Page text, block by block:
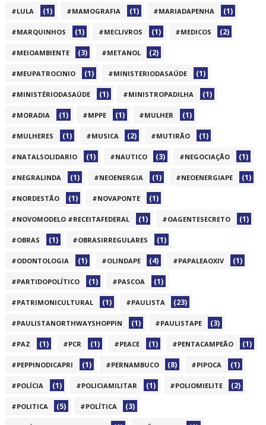
#LULA (1) #MAMOGRAFIA (1) #MARIADAPENHA (1)
#MARQUINHOS (1) #MECLIVROS (1) #MEDICOS (2)
#MEIOAMBIENTE (3) #METANOL (2)
#MEUPATROCINIO (1) #MINISTERIODASAÚDE (1)
#MINISTÉRIODASAÚDE (1) #MINISTROPADILHA (1)
#MORADIA (1) #MPPE (1) #MULHER (1)
#MULHERES (1) #MUSICA (2) #MUTIRÃO (1)
#NATALSOLIDARIO (1) #NAUTICO (3) #NEGOCIAÇÃO (1)
#NEGRALINDA (1) #NEOENERGIA (1) #NEOENERGIAPE (1)
#NORDESTÃO (1) #NOVAPONTE (1)
#NOVOMODELO #RECEITAFEDERAL (1) #OAGENTESECRETO (1)
#OBRAS (1) #OBRASIRREGULARES (1)
#ODONTOLOGIA (1) #OLINDAPE (4) #PAPALEAOXIV (1)
#PARTIDOPOLÍTICO (1) #PASCOA (1)
#PATRIMONICULTURAL (1) #PAULISTA (23)
#PAULISTANORTHWAYSHOPPIN (1) #PAULISTAPE (3)
#PAZ (1) #PCR (1) #PEACE (1) #PENTACAMPEÃO (1)
#PEPPINODICAPRI (1) #PERNAMBUCO (8) #PIPOCA (1)
#POLÍCIA (1) #POLICIAMILITAR (1) #POLIOMIELITE (2)
#POLITICA (5) #POLÍTICA (3)